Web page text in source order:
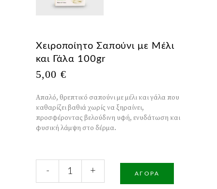
Χειροποίητο Σαπούνι με Μέλι
και Γάλα 100gr
5,00 €
Απαλό, θρεπτικό σαπούνι με μέλι και γάλα που
καθαρίζει βαθιά χωρίς να ξηραίνει,
προσφέροντας βελούδινη υφή, ενυδάτωση και
φυσική λάμψη στο δέρμα.
Σαπούνι
με
- + ΑΓΟΡΆ